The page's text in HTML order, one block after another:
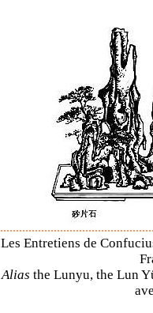
Les Entretiens de
Alias the Lunyu, the Lun